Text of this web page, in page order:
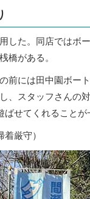
した。同店ではボ
橋がある。
前には田中園ボー
、スタッフさんの
せてくれることが
厳守）